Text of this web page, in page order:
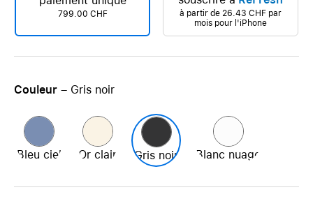
799.00 CHF à partir de 26.43 CHF par
mois pour l'iPhone
Couleur – Gris noir
Bleu ciel Or clair Gris noir Blanc nuage